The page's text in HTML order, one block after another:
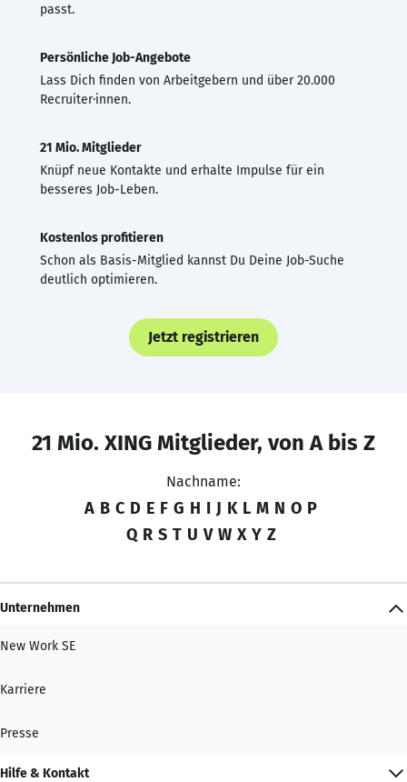
passt.
Persönliche Job-Angebote
Lass Dich finden von Arbeitgebern und über 20.000
Recruiter·innen.
21 Mio. Mitglieder
Knüpf neue Kontakte und erhalte Impulse für ein
besseres Job-Leben.
Kostenlos profitieren
Schon als Basis-Mitglied kannst Du Deine Job-Suche
deutlich optimieren.
Jetzt registrieren
21 Mio. XING Mitglieder, von A bis Z
Nachname:
A B C D E F G H I J K L M N O P
Q R S T U V W X Y Z
Unternehmen
New Work SE
Karriere
Presse
Hilfe & Kontakt